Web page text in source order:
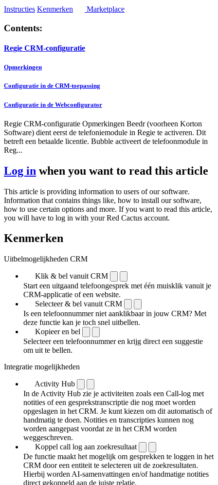
Instructies Kenmerken Marketplace
Contents:
Regie CRM-configuratie
Opmerkingen
Configuratie in de CRM-toepassing
Configuratie in de Webconfigurator
Regie CRM-configuratie Opmerkingen Beedr (voorheen Korton
Software) dient eerst de telefonie­module in Regie te activeren. Dit
betreft een betaalde licentie. Bubble activeert de telefoonmodule in
Reg...
Log in when you want to read this article
This article is providing information to users of our software.
Information that contains things like, how to install our software,
how to use certain options and more. If you want to read this article,
you will have to log in with your Red Cactus account.
Kenmerken
Uitbelmogelijkheden CRM
Klik & bel vanuit CRM
Start een uitgaand telefoongesprek met één muisklik vanuit je
CRM-applicatie of een website.
Selecteer & bel vanuit CRM
Is een telefoonnummer niet aanklikbaar in jouw CRM? Met
deze functie kan je toch snel uitbellen.
Kopieer en bel
Selecteer een telefoonnummer en krijg direct een suggestie
om uit te bellen.
Integratie mogelijkheden
Activity Hub
In de Activity Hub zie je activiteiten zoals een Call-log met
notities of een gespreks­transcriptie die nog moet worden
opgeslagen in het CRM. Je kunt kiezen om dit automatisch of
handmatig te doen. Notities en transcripties kunnen nog
worden aangepast voordat ze in het CRM worden
weggeschreven.
Koppel call log aan zoekresultaat
De functie maakt het mogelijk om gesprekken te loggen in het
CRM door een entiteit te selecteren uit de zoekresultaten.
Hierbij worden AI-samenvattingen en/of handmatige notities
direct gekoppeld aan de juiste relatie.